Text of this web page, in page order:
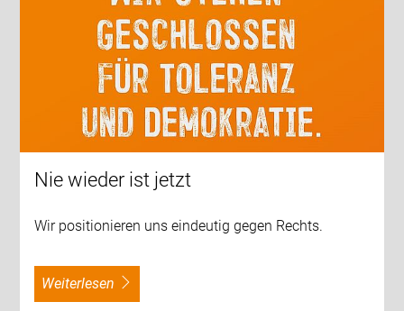
Nie wieder ist jetzt
Wir positionieren uns eindeutig gegen Rechts.
weiterlesen